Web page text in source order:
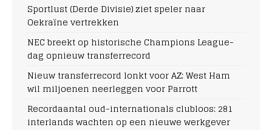
Sportlust (Derde Divisie) ziet speler naar
Oekraïne vertrekken
NEC breekt op historische Champions League-
dag opnieuw transferrecord
Nieuw transferrecord lonkt voor AZ: West Ham
wil miljoenen neerleggen voor Parrott
Recordaantal oud-internationals clubloos: 281
interlands wachten op een nieuwe werkgever